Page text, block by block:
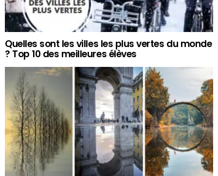
Quelles sont les villes les plus vertes du monde
? Top 10 des meilleures élèves